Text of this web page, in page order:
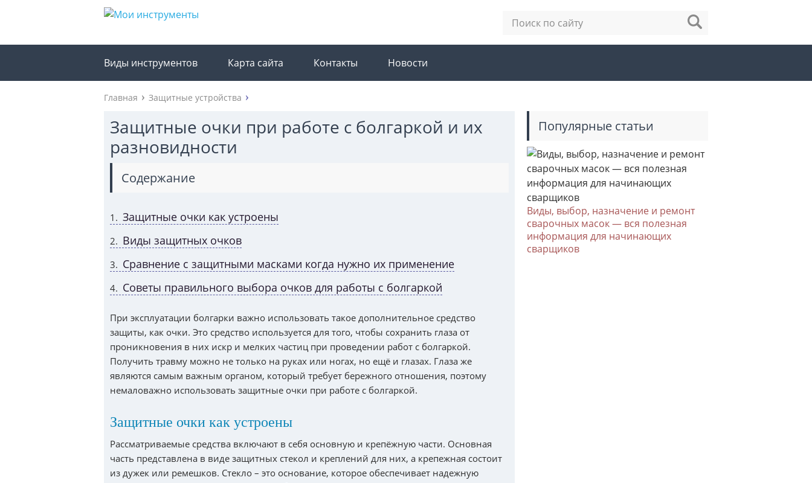
Виды инструментов Карта сайта Контакты Новости
Главная Защитные устройства
Защитные очки при работе с болгаркой и их
разновидности
Содержание
1 Защитные очки как устроены
2 Виды защитных очков
3 Сравнение с защитными масками когда нужно их применение
4 Советы правильного выбора очков для работы с болгаркой
При эксплуатации болгарки важно использовать такое дополнительное средство
защиты, как очки. Это средство используется для того, чтобы сохранить глаза от
проникновения в них искр и мелких частиц при проведении работ с болгаркой.
Получить травму можно не только на руках или ногах, но ещё и глазах. Глаза же
являются самым важным органом, который требует бережного отношения, поэтому
немаловажно использовать защитные очки при работе с болгаркой.
Защитные очки как устроены
Рассматриваемые средства включают в себя основную и крепёжную части. Основная
часть представлена в виде защитных стекол и креплений для них, а крепежная состоит
из дужек или ремешков. Стекло – это основание, которое обеспечивает надежную
Популярные статьи
Виды, выбор, назначение и ремонт
сварочных масок — вся полезная
информация для начинающих
сварщиков